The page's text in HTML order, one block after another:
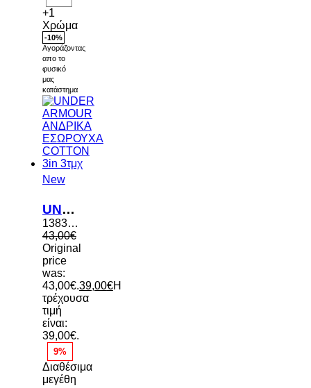
+1
Χρώμα
-10%
Αγοράζοντας
απο το
φυσικό
μας
κατάστημα
New
UNDER ARMOUR ΑΝΔΡΙΚΑ ΕΣΩΡΟΥΧΑ COTTON 3in 3τμχ
1383891 001
43,00€
Original
price
was:
43,00€.39,00€Η
τρέχουσα
τιμή
είναι:
39,00€.
9%
Διαθέσιμα
μεγέθη